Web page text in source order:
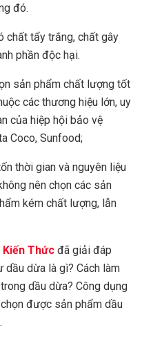
đó.
chất tẩy trắng, chất gây
phần độc hại.
sản phẩm chất lượng tốt
các thương hiệu lớn, uy
của hiệp hội bảo vệ
Coco, Sunfood;
thời gian và nguyên liệu
nên chọn các sản
kém chất lượng, lẫn
Kiến Thức đã giải đáp
dừa là gì? Cách làm
dầu dừa? Công dụng
được sản phẩm dầu